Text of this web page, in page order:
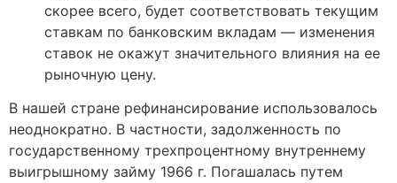
скорее всего, будет соответствовать текущим
ставкам по банковским вкладам — изменения
ставок не окажут значительного влияния на ее
рыночную цену.
В нашей стране рефинансирование использовалось
неоднократно. В частности, задолженность по
государственному трехпроцентному внутреннему
выигрышному займу 1966 г. Погашалась путем